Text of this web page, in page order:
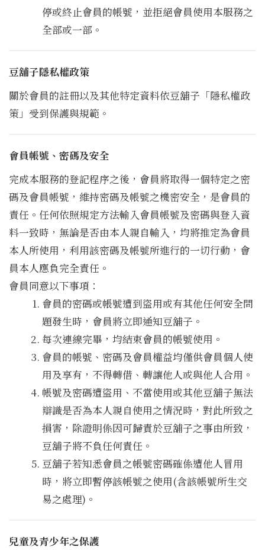
停或終止會員的帳號，並拒絕會員使用本服務之
全部或一部。
豆舖子隱私權政策
關於會員的註冊以及其他特定資料依豆舖子「隱私權政
策」受到保護與規範。
會員帳號、密碼及安全
完成本服務的登記程序之後，會員將取得一個特定之密
碼及會員帳號，維持密碼及帳號之機密安全，是會員的
責任。任何依照規定方法輸入會員帳號及密碼與登入資
料一致時，無論是否由本人親自輸入，均將推定為會員
本人所使用，利用該密碼及帳號所進行的一切行動，會
員本人應負完全責任。
會員同意以下事項：
會員的密碼或帳號遭到盜用或有其他任何安全問
題發生時，會員將立即通知豆舖子。
每次連線完畢，均結束會員的帳號使用。
會員的帳號、密碼及會員權益均僅供會員個人使
用及享有，不得轉借、轉讓他人或與他人合用。
帳號及密碼遭盜用、不當使用或其他豆舖子無法
辯識是否為本人親自使用之情況時，對此所致之
損害，除證明係因可歸責於豆舖子之事由所致，
豆舖子將不負任何責任。
豆舖子若知悉會員之帳號密碼確係遭他人冒用
時，將立即暫停該帳號之使用(含該帳號所生交
易之處理)。
兒童及青少年之保護